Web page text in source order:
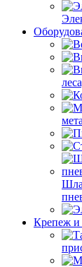
Крепеж и